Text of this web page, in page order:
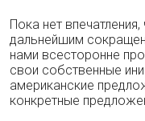
Пока нет
дальнейшим
нами всесторонне
свои собственные
американские
конкретные